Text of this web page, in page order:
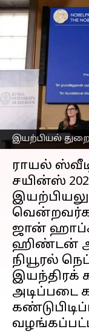
இயற்பியல்
நோபல்
எழுதியவர் Sekar
செய்தி
ராயல்
சயின்ஸ்
ஜான்
ஹிண்டன்
நியூரல்
இயந்திரக்
அடிப்படை